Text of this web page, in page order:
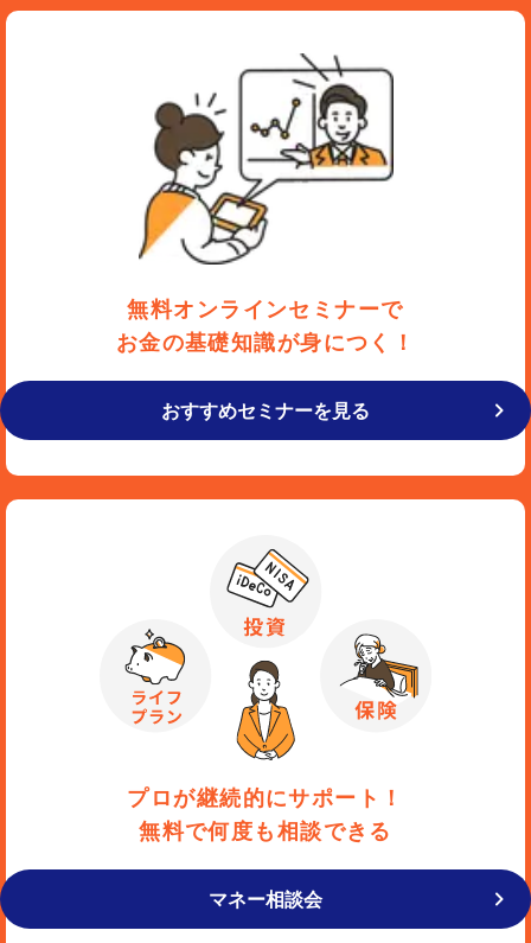
無料オンラインセミナーで
お金の基礎知識が身につく！
おすすめセミナーを見る
プロが継続的にサポート！
無料で何度も相談できる
マネー相談会